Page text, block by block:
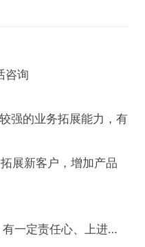
咨询
强的业务拓展能力，有
展新客户，增加产品
一定责任心、上进